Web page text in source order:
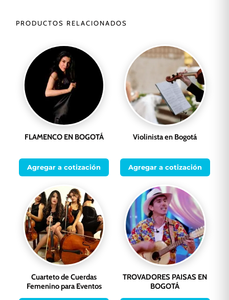
PRODUCTOS RELACIONADOS
FLAMENCO EN BOGOTÁ
Agregar a cotización
Violinista en Bogotá
Agregar a cotización
Cuarteto de Cuerdas
Femenino para Eventos
TROVADORES PAISAS EN
BOGOTÁ